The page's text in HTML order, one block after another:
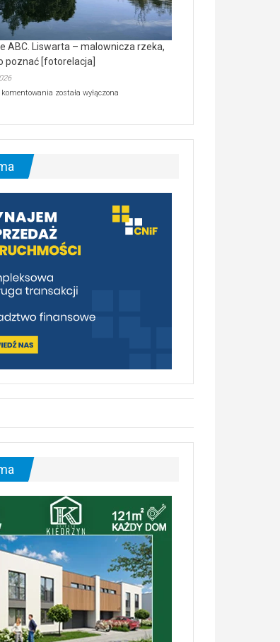
ABC. Liswarta – malownicza rzeka,
poznać [fotorelacja]
Ekologiczne
–
malownicza
[fotorelacja]
została wyłączona